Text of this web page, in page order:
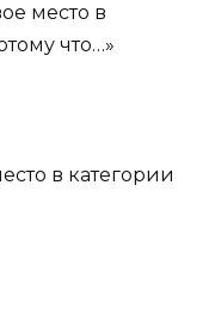
место в
что…»
в категории